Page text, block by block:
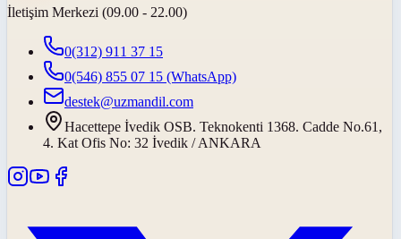
İletişim Merkezi (09.00 - 22.00)
0(312) 911 37 15
0(546) 855 07 15 (WhatsApp)
destek@uzmandil.com
Hacettepe İvedik OSB. Teknokenti 1368. Cadde No.61,
4. Kat Ofis No: 32 İvedik / ANKARA